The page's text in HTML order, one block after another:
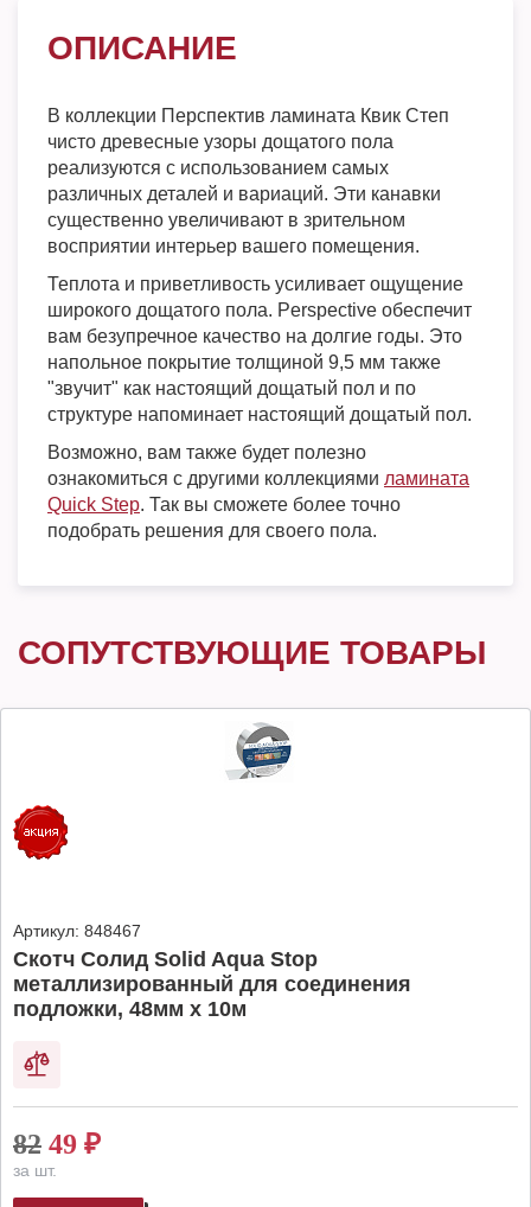
ОПИСАНИЕ
В коллекции Перспектив ламината Квик Степ
чисто древесные узоры дощатого пола
реализуются с использованием самых
различных деталей и вариаций. Эти канавки
существенно увеличивают в зрительном
восприятии интерьер вашего помещения.
Теплота и приветливость усиливает ощущение
широкого дощатого пола. Perspective обеспечит
вам безупречное качество на долгие годы. Это
напольное покрытие толщиной 9,5 мм также
"звучит" как настоящий дощатый пол и по
структуре напоминает настоящий дощатый пол.
Возможно, вам также будет полезно
ознакомиться с другими коллекциями ламината
Quick Step. Так вы сможете более точно
подобрать решения для своего пола.
СОПУТСТВУЮЩИЕ ТОВАРЫ
Артикул: 848467
Скотч Солид Solid Aqua Stop
металлизированный для соединения
подложки, 48мм х 10м
82 49 ₽
за шт.